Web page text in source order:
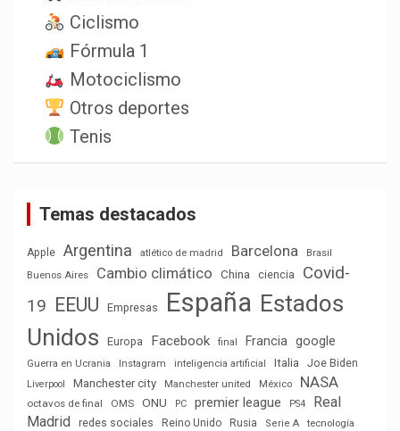
Ciclismo
Fórmula 1
Motociclismo
Otros deportes
Tenis
Temas destacados
Apple Argentina atlético de madrid Barcelona
Brasil
Buenos Aires
Cambio climático China ciencia
Covid-
19 EEUU Empresas España Estados
Unidos
Europa Facebook final Francia google
Guerra en Ucrania Instagram inteligencia artificial Italia Joe Biden
Liverpool Manchester city Manchester united México NASA
octavos de final OMS ONU PC premier league PS4
Real
Madrid
redes sociales Reino Unido Rusia Serie A
tecnología